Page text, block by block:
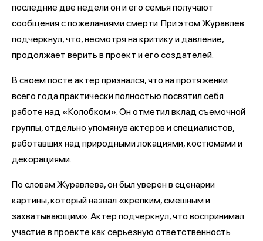
последние две недели он и его семья получают
сообщения с пожеланиями смерти. При этом Журавлев
подчеркнул, что, несмотря на критику и давление,
продолжает верить в проект и его создателей.
В своем посте актер признался, что на протяжении
всего года практически полностью посвятил себя
работе над «Колобком». Он отметил вклад съемочной
группы, отдельно упомянув актеров и специалистов,
работавших над природными локациями, костюмами и
декорациями.
По словам Журавлева, он был уверен в сценарии
картины, который назвал «крепким, смешным и
захватывающим». Актер подчеркнул, что воспринимал
участие в проекте как серьезную ответственность